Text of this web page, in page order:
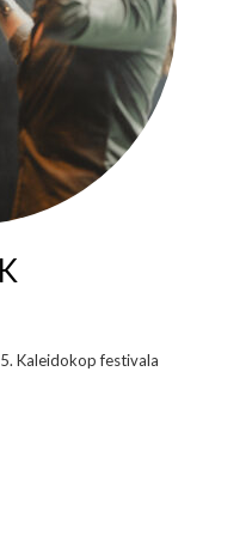
Kaleidokop festivala